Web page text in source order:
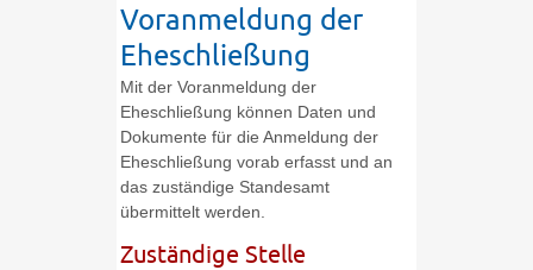
Voranmeldung der
Eheschließung
Mit der Voranmeldung der
Eheschließung können Daten und
Dokumente für die Anmeldung der
Eheschließung vorab erfasst und an
das zuständige Standesamt
übermittelt werden.
Zuständige Stelle